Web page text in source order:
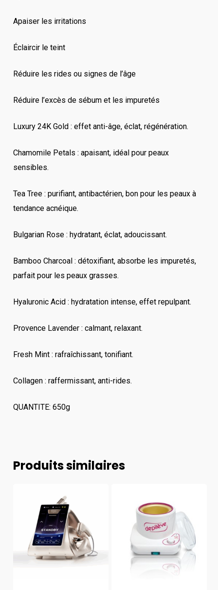
Apaiser les irritations
Éclaircir le teint
Réduire les rides ou signes de l’âge
Réduire l’excès de sébum et les impuretés
Luxury 24K Gold : effet anti-âge, éclat, régénération.
Chamomile Petals : apaisant, idéal pour peaux
sensibles.
Tea Tree : purifiant, antibactérien, bon pour les peaux à
tendance acnéique.
Bulgarian Rose : hydratant, éclat, adoucissant.
Bamboo Charcoal : détoxifiant, absorbe les impuretés,
parfait pour les peaux grasses.
Hyaluronic Acid : hydratation intense, effet repulpant.
Provence Lavender : calmant, relaxant.
Fresh Mint : rafraîchissant, tonifiant.
Collagen : raffermissant, anti-rides.
QUANTITE: 650g
Produits similaires